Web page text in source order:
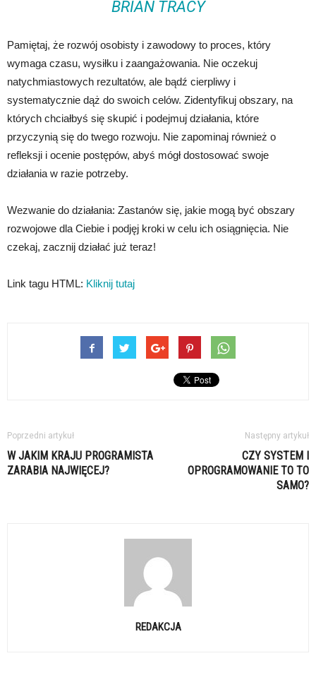
BRIAN TRACY
Pamiętaj, że rozwój osobisty i zawodowy to proces, który
wymaga czasu, wysiłku i zaangażowania. Nie oczekuj
natychmiastowych rezultatów, ale bądź cierpliwy i
systematycznie dąż do swoich celów. Zidentyfikuj obszary, na
których chciałbyś się skupić i podejmuj działania, które
przyczynią się do twego rozwoju. Nie zapominaj również o
refleksji i ocenie postępów, abyś mógł dostosować swoje
działania w razie potrzeby.
Wezwanie do działania: Zastanów się, jakie mogą być obszary
rozwojowe dla Ciebie i podjęj kroki w celu ich osiągnięcia. Nie
czekaj, zacznij działać już teraz!
Link tagu HTML: Kliknij tutaj
Poprzedni artykuł
W JAKIM KRAJU PROGRAMISTA
ZARABIA NAJWIĘCEJ?
Następny artykuł
CZY SYSTEM I
OPROGRAMOWANIE TO TO
SAMO?
REDAKCJA